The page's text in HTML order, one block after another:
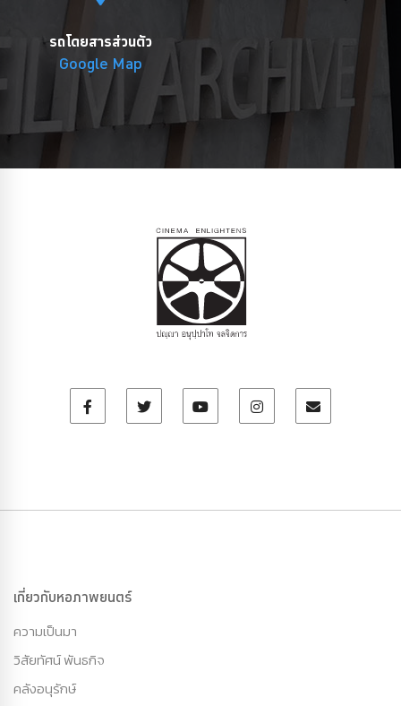
รถโดยสารส่วนตัว
Google Map
เกี่ยวกับหอภาพยนตร์
ความเป็นมา
วิสัยทัศน์ พันธกิจ
คลังอนุรักษ์